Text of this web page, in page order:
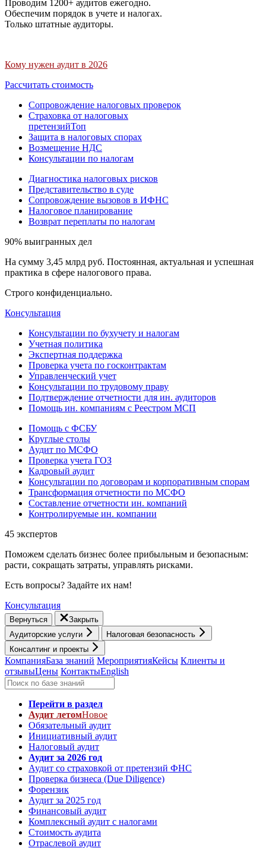
Проводим 1200+ аудитов ежегодно.
Обеспечим порядок в учете и налогах.
Только штатные аудиторы.
Кому нужен аудит в 2026
Рассчитать стоимость
Сопровождение налоговых проверок
Страховка от налоговых
претензийТоп
Защита в налоговых спорах
Возмещение НДС
Консультации по налогам
Диагностика налоговых рисков
Представительство в суде
Сопровождение вызовов в ИФНС
Налоговое планирование
Возврат переплаты по налогам
90% выигранных дел
На сумму 3,45 млрд руб. Постоянная, актуальная и успешная
практика в сфере налогового права.
Строго конфиденциально.
Консультация
Консультации по бухучету и налогам
Учетная политика
Экспертная поддержка
Проверка учета по госконтрактам
Управленческий учет
Консультации по трудовому праву
Подтверждение отчетности для ин. аудиторов
Помощь ин. компаниям с Реестром МСП
Помощь с ФСБУ
Круглые столы
Аудит по МСФО
Проверка учета ГОЗ
Кадровый аудит
Консультации по договорам и корпоративным спорам
Трансформация отчетности по МСФО
Составление отчетности ин. компаний
Контролируемые ин. компании
45 экспертов
Поможем сделать бизнес более прибыльным и безопасным:
расти, cокращать затраты, управлять рисками.
Есть вопросы? Задайте их нам!
Консультация
Вернуться
Закрыть
Аудиторские услуги
Налоговая безопасность
Консалтинг и проекты
КомпанияБаза знаний МероприятияКейсы Клиенты и
отзывыЦены КонтактыEnglish
Перейти в раздел
Аудит летомНовое
Обязательный аудит
Инициативный аудит
Налоговый аудит
Аудит за 2026 год
Аудит со страховкой от претензий ФНС
Проверка бизнеса (Due Diligence)
Форензик
Аудит за 2025 год
Финансовый аудит
Комплексный аудит с налогами
Стоимость аудита
Отраслевой аудит